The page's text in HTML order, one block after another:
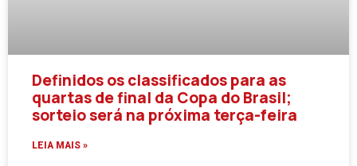
Definidos os classificados para as
quartas de final da Copa do Brasil;
sorteio será na próxima terça-feira
LEIA MAIS »